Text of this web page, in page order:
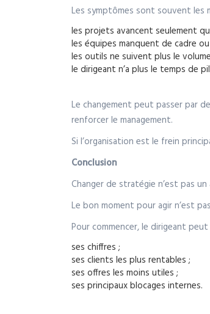
Les symptômes sont souvent les
les projets avancent seulement
les équipes manquent de cadre
les outils ne suivent plus le
le dirigeant n’a plus le temps de
Le changement peut passer par
renforcer le management.
Si l’organisation est le frein
Conclusion
Changer de stratégie n’est pas
Le bon moment pour agir n’est
Pour commencer, le dirigeant
ses chiffres ;
ses clients les plus rentables ;
ses offres les moins utiles ;
ses principaux blocages internes.